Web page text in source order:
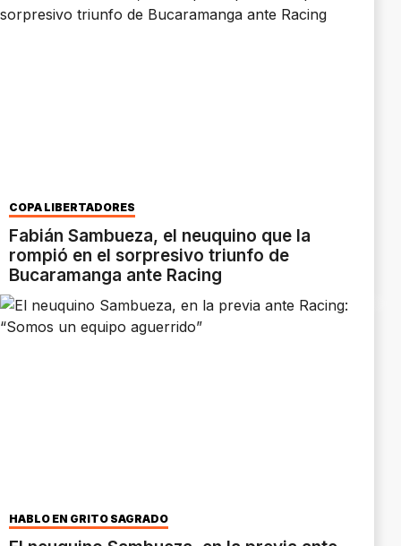
COPA LIBERTADORES
Fabián Sambueza, el neuquino que la
rompió en el sorpresivo triunfo de
Bucaramanga ante Racing
HABLÓ EN GRITO SAGRADO